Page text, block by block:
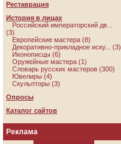
Реставрация
История в лицах
Российский императорский дв...
(3)
Европейские мастера (8)
Декоративно-прикладное иску... (3)
Иконописцы (6)
Оружейные мастера (1)
Словарь русских мастеров (300)
Ювелиры (4)
Скульпторы (3)
Опросы
Каталог сайтов
Реклама